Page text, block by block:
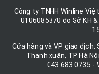
Công ty TNHH Winline
0106085370 do Sở KH
Cửa hàng và VP giao dịch:
Thanh xuân, TP Hà
043.683.0735 -